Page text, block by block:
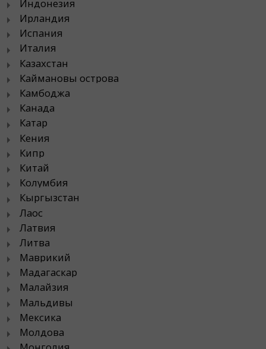
Индонезия
Ирландия
Испания
Италия
Казахстан
Каймановы острова
Камбоджа
Канада
Катар
Кения
Кипр
Китай
Колумбия
Кыргызстан
Лаос
Латвия
Литва
Маврикий
Мадагаскар
Малайзия
Мальдивы
Мексика
Молдова